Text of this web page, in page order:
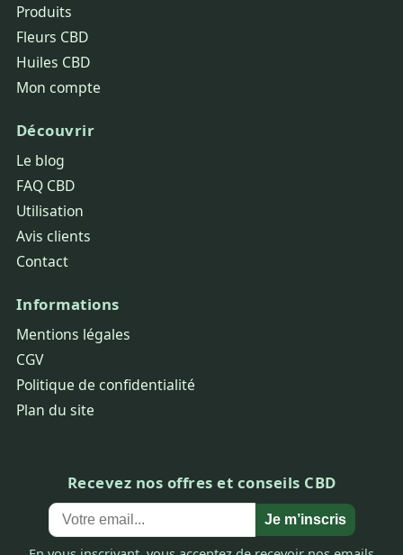
Produits
Fleurs CBD
Huiles CBD
Mon compte
Découvrir
Le blog
FAQ CBD
Utilisation
Avis clients
Contact
Informations
Mentions légales
CGV
Politique de confidentialité
Plan du site
Recevez nos offres et conseils CBD
Je m’inscris